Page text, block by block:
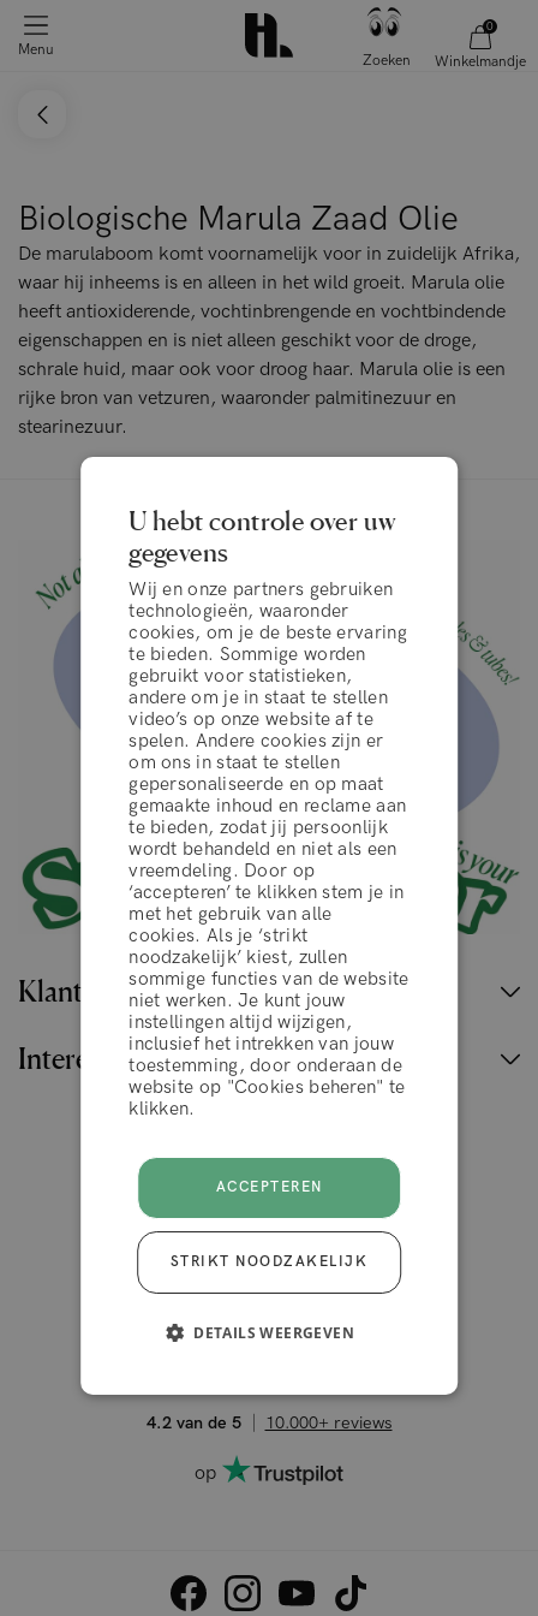
Menu
Zoeken
0
Winkelmandje
Biologische Marula Zaad Olie
De marulaboom komt voornamelijk voor in zuidelijk Afrika,
waar hij inheems is en alleen in het wild groeit. Marula olie
heeft antioxiderende, vochtinbrengende en vochtbindende
eigenschappen en is niet alleen geschikt voor de droge,
schrale huid, maar ook voor droog haar. Marula olie is een
rijke bron van vetzuren, waaronder palmitinezuur en
stearinezuur.
algemene voorwaarden
WEIGEREN
ACCEPTEER
Klantenservice
Interessante links
België
4.2 van de 5 10.000+ reviews
op
U hebt controle over uw
gegevens
Wij en onze partners gebruiken
technologieën, waaronder
cookies, om je de beste ervaring
te bieden. Sommige worden
gebruikt voor statistieken,
andere om je in staat te stellen
video’s op onze website af te
spelen. Andere cookies zijn er
om ons in staat te stellen
gepersonaliseerde en op maat
gemaakte inhoud en reclame aan
te bieden, zodat jij persoonlijk
wordt behandeld en niet als een
vreemdeling. Door op
‘accepteren’ te klikken stem je in
met het gebruik van alle
cookies. Als je ‘strikt
noodzakelijk’ kiest, zullen
sommige functies van de website
niet werken. Je kunt jouw
instellingen altijd wijzigen,
inclusief het intrekken van jouw
toestemming, door onderaan de
website op "Cookies beheren" te
klikken.
ACCEPTEREN
STRIKT NOODZAKELIJK
DETAILS WEERGEVEN